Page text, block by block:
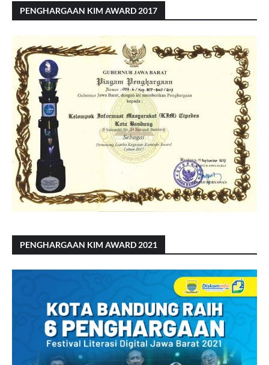
PENGHARGAAN KIM AWARD 2017
PENGHARGAAN KIM AWARD 2021